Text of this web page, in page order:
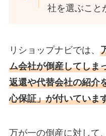
社を選ぶこと
リショップナビでは、
ム会社が倒産してしま
返還や代替会社の紹介
心保証」が付いていま
万が一の倒産に対して